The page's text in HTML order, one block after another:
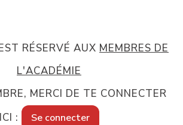
RÉSERVÉ AUX MEMBRES DE
L'ACADÉMIE
MERCI DE TE CONNECTER
ICI :
Se connecter